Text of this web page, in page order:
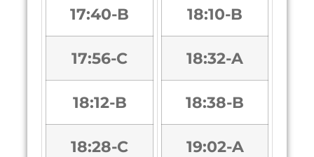
17:40-B
17:56-C
18:12-B
18:28-C
18:10-B
18:32-A
18:38-B
19:02-A